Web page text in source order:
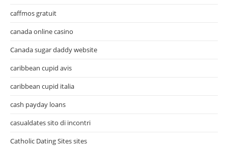
caffmos gratuit
canada online casino
Canada sugar daddy website
caribbean cupid avis
caribbean cupid italia
cash payday loans
casualdates sito di incontri
Catholic Dating Sites sites